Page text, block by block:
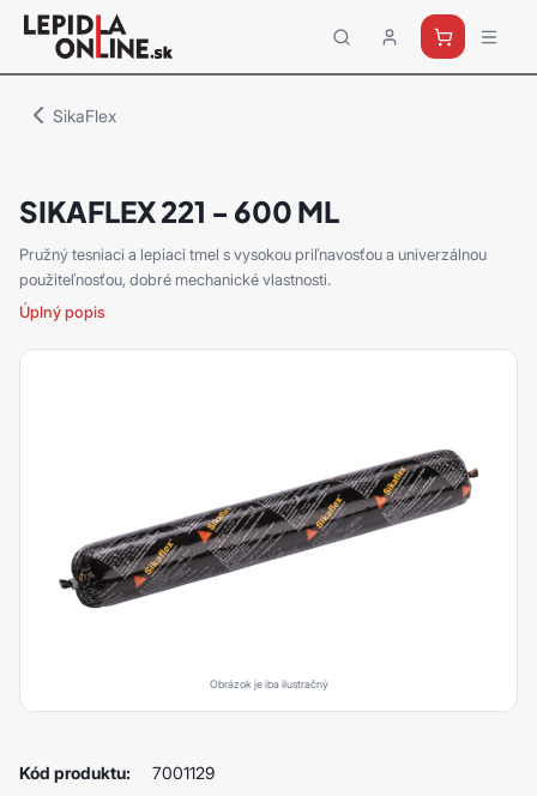
Priemyselné
lepidlá
SikaFlex
SIKAFLEX 221 - 600 ML
Pružný tesniaci a lepiaci tmel s vysokou priľnavosťou a univerzálnou
použiteľnosťou, dobré mechanické vlastnosti.
Úplný popis
Obrázok je iba ilustračný
Kód produktu:
7001129